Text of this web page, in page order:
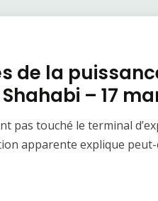
de la
– 17
pas touché le terminal
apparente explique